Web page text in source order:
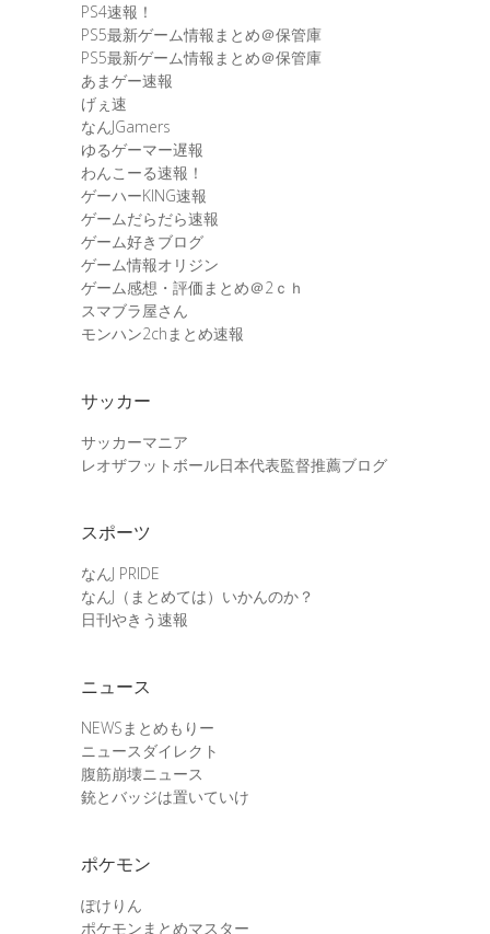
PS4速報！
PS5最新ゲーム情報まとめ＠保管庫
PS5最新ゲーム情報まとめ＠保管庫
あまゲー速報
げぇ速
なんJGamers
ゆるゲーマー遅報
わんこーる速報！
ゲーハーKING速報
ゲームだらだら速報
ゲーム好きブログ
ゲーム情報オリジン
ゲーム感想・評価まとめ＠2ｃｈ
スマブラ屋さん
モンハン2chまとめ速報
サッカー
サッカーマニア
レオザフットボール日本代表監督推薦ブログ
スポーツ
なんJ PRIDE
なんJ（まとめては）いかんのか？
日刊やきう速報
ニュース
NEWSまとめもりー
ニュースダイレクト
腹筋崩壊ニュース
銃とバッジは置いていけ
ポケモン
ぽけりん
ポケモンまとめマスター